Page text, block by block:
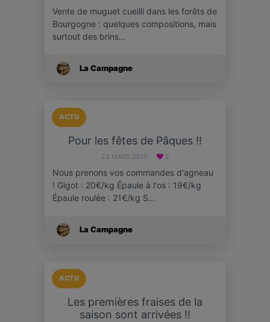
Vente de muguet cueilli dans les forêts de
Bourgogne : quelques compositions, mais
surtout des brins…
La Campagne
ACTU
Pour les fêtes de Pâques !!
23 MARS 2015 2
Nous prenons vos commandes d'agneau
! Gigot : 20€/kg Épaule à l'os : 19€/kg
Épaule roulée : 21€/kg S…
La Campagne
ACTU
Les premières fraises de la
saison sont arrivées !!